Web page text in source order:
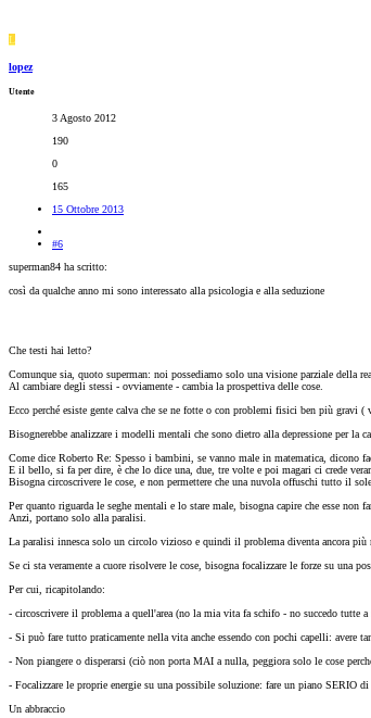
L
lopez
Utente
3 Agosto 2012
190
0
165
15 Ottobre 2013
#6
superman84 ha scritto:
così da qualche anno mi sono interessato alla psicologia e alla seduzione
Che testi hai letto?
Comunque sia, quoto superman: noi possediamo solo una visione parziale della
Al cambiare degli stessi - ovviamente - cambia la prospettiva delle cose.
Ecco perché esiste gente calva che se ne fotte o con problemi fisici ben più gravi
Bisognerebbe analizzare i modelli mentali che sono dietro alla depressione per la
Come dice Roberto Re: Spesso i bambini, se vanno male in matematica, dicono
E il bello, si fa per dire, è che lo dice una, due, tre volte e poi magari ci crede
Bisogna circoscrivere le cose, e non permettere che una nuvola offuschi tutto il
Per quanto riguarda le seghe mentali e lo stare male, bisogna capire che esse non
Anzi, portano solo alla paralisi.
La paralisi innesca solo un circolo vizioso e quindi il problema diventa ancora più
Se ci sta veramente a cuore risolvere le cose, bisogna focalizzare le forze su una
Per cui, ricapitolando:
- circoscrivere il problema a quell'area (no la mia vita fa schifo - no succedo tutte a
- Si può fare tutto praticamente nella vita anche essendo con pochi capelli:
- Non piangere o disperarsi (ciò non porta MAI a nulla, peggiora solo le cose
- Focalizzare le proprie energie su una possibile soluzione: fare un piano SERIO
Un abbraccio